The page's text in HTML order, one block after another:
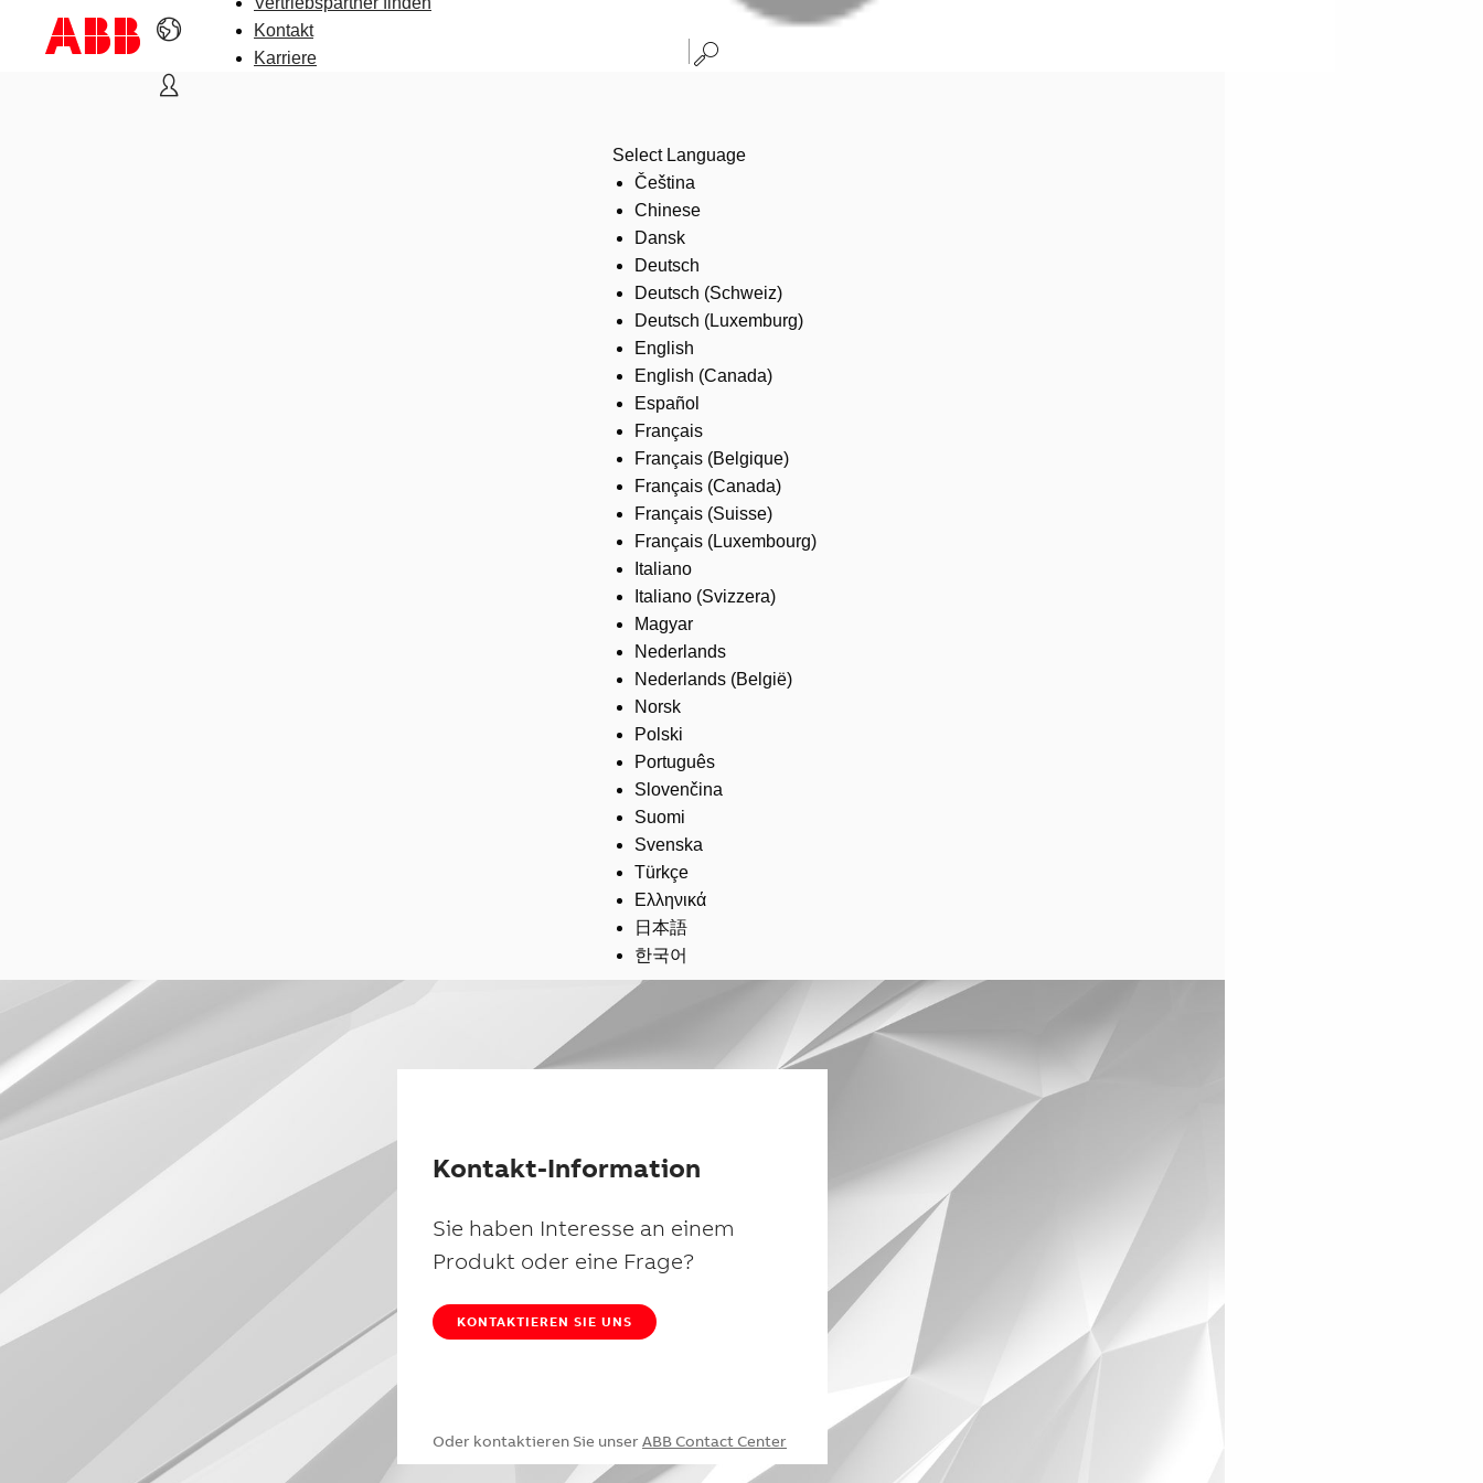
Kontakt
Karriere
Select Language
Čeština
Chinese
Dansk
Deutsch
Deutsch (Schweiz)
Deutsch (Luxemburg)
English
English (Canada)
Español
Français
Français (Belgique)
Français (Canada)
Français (Suisse)
Français (Luxembourg)
Italiano
Italiano (Svizzera)
Magyar
Nederlands
Nederlands (België)
Norsk
Polski
Português
Slovenčina
Suomi
Svenska
Türkçe
Ελληνικά
日本語
한국어
Kontakt-Information
Sie haben Interesse an einem
Produkt oder eine Frage?
KONTAKTIEREN SIE UNS
Oder kontaktieren Sie unser ABB Contact Center